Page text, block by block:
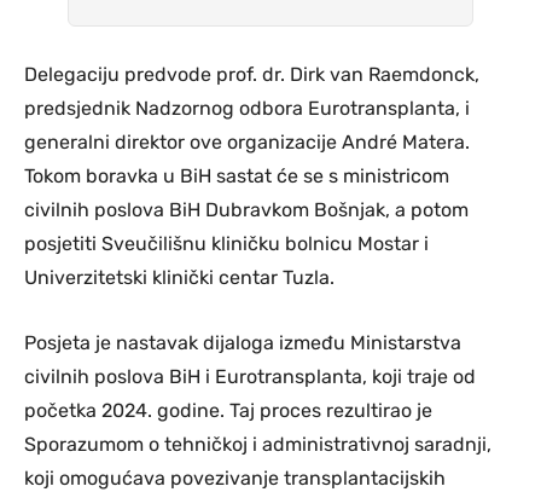
Delegaciju predvode prof. dr. Dirk van Raemdonck,
predsjednik Nadzornog odbora Eurotransplanta, i
generalni direktor ove organizacije André Matera.
Tokom boravka u BiH sastat će se s ministricom
civilnih poslova BiH Dubravkom Bošnjak, a potom
posjetiti Sveučilišnu kliničku bolnicu Mostar i
Univerzitetski klinički centar Tuzla.
Posjeta je nastavak dijaloga između Ministarstva
civilnih poslova BiH i Eurotransplanta, koji traje od
početka 2024. godine. Taj proces rezultirao je
Sporazumom o tehničkoj i administrativnoj saradnji,
koji omogućava povezivanje transplantacijskih